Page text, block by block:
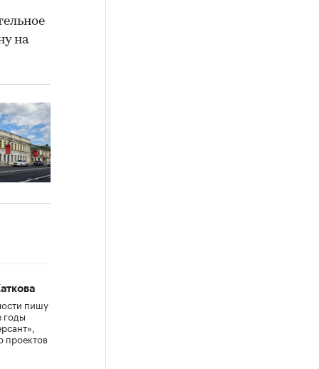
на
пишу
годы
проектов